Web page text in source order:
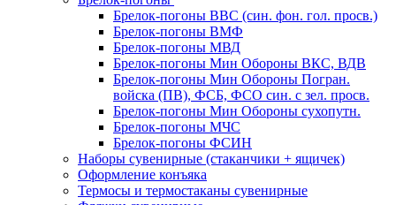
Брелок-погоны ВВС (син. фон. гол. просв.)
Брелок-погоны ВМФ
Брелок-погоны МВД
Брелок-погоны Мин Обороны ВКС, ВДВ
Брелок-погоны Мин Обороны Погран.
войска (ПВ), ФСБ, ФСО син. с зел. просв.
Брелок-погоны Мин Обороны сухопутн.
Брелок-погоны МЧС
Брелок-погоны ФСИН
Наборы сувенирные (стаканчики + ящичек)
Оформление конъяка
Термосы и термостаканы сувенирные